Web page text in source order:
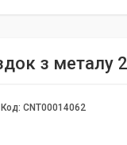
з металу
Код: CNT00014062